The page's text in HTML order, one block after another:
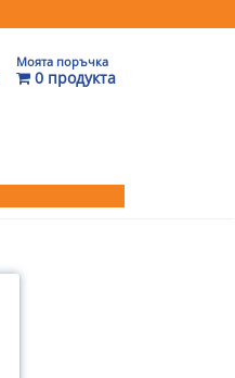
Моята поръчка
0 продукта